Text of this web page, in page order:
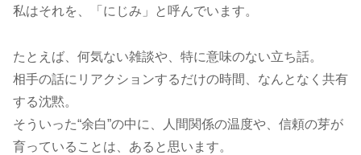
私はそれを、「にじみ」と呼んでいます。
たとえば、何気ない雑談や、特に意味のない立ち話。
相手の話にリアクションするだけの時間、なんとなく共有
する沈黙。
そういった“余白”の中に、人間関係の温度や、信頼の芽が
育っていることは、あると思います。